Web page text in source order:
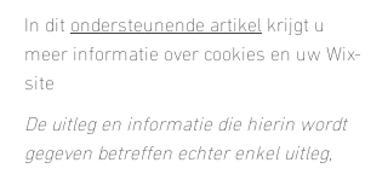
In dit ondersteunende artikel krijgt u
meer informatie over cookies en uw Wix-
site
De uitleg en informatie die hierin wordt
gegeven betreffen echter enkel uitleg,